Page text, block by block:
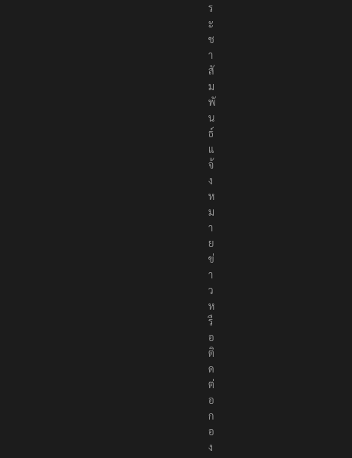
ร
ะ
ช
า
สั
ม
พั
น
ธ์
แ
จ้
ง
ห
ม
า
ย
ข่
า
ว
ห
รื
อ
ติ
ด
ต่
อ
ก
อ
ง